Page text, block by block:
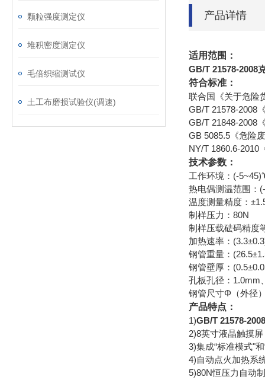
颗粒强度测定仪
堆积密度测定仪
毛倍织缩测试仪
土工布磨损试验仪(调速)
产品详情
适用范围：
GB/T 21578-2008
符合标准：
联合国《关于危险
GB/T 21578-2008
GB/T 21848-2008
GB 5085.5《危险
NY/T 1860.6-2010
技术参数：
工作环境：(-
热电偶测温范围：
温度测量精度：
制样压力：80N
制样压载砝码精度
加热速率：
钢管重量：
钢管壁厚：
孔板孔径：1.0mm
钢管尺寸Φ（外径
产品特点：
1)GB/T 21578-
2)8英寸液晶触摸
3)集成“标准模式"
4)自动点火加热系
5)80N恒压力自动